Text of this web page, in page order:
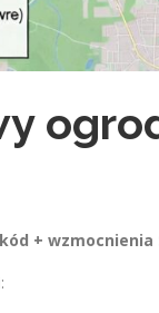
+ wzmocnienia